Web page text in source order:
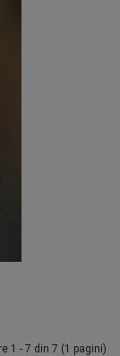
1 - 7 din 7 (1 pagini)